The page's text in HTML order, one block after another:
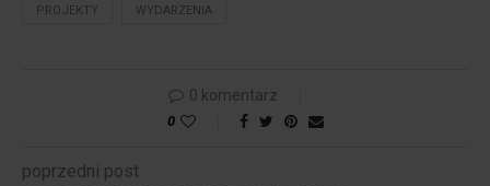
PROJEKTY WYDARZENIA
0 komentarz
0
poprzedni post